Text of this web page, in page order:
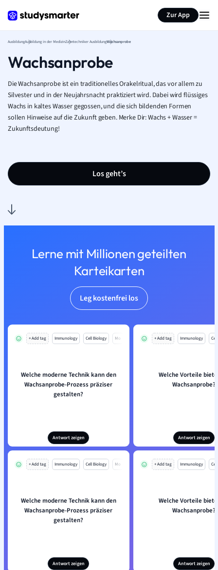
Zur App
AusbildungAusbildung in der MedizinZahntechniker AusbildungWachsanprobe
Wachsanprobe
Die Wachsanprobe ist ein traditionelles Orakelritual, das vor allem zu
Silvester und in der Neujahrsnacht praktiziert wird. Dabei wird flüssiges
Wachs in kaltes Wasser gegossen, und die sich bildenden Formen
sollen Hinweise auf die Zukunft geben. Merke Dir: Wachs + Wasser =
Zukunftsdeutung!
Los geht’s
Lerne mit Millionen geteilten
Karteikarten
Leg kostenfrei los
+ Add tag Immunology Cell Biology Mo
Welche moderne Technik kann den
Wachsanprobe-Prozess präziser
gestalten?
Antwort zeigen
+ Add tag Immunology
Welche Vorteile
Wachsanprobe?
Antwort zeigen
+ Add tag Immunology Cell Biology Mo
Welche moderne Technik kann den
Wachsanprobe-Prozess präziser
gestalten?
Antwort zeigen
+ Add tag Immunology
Welche Vorteile
Wachsanprobe?
Antwort zeigen